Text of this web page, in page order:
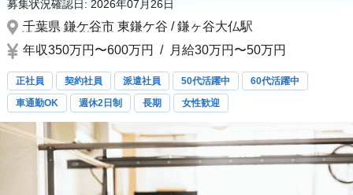
募集状況確認日: 2026年07月26日
千葉県 鎌ケ谷市 東鎌ケ谷 / 鎌ヶ谷大仏駅
年収350万円〜600万円
/ 月給30万円〜50万円
正社員 契約社員 派遣社員 50代活躍中
60代活躍中
車通勤OK
週休2日制 長期 女性歓迎